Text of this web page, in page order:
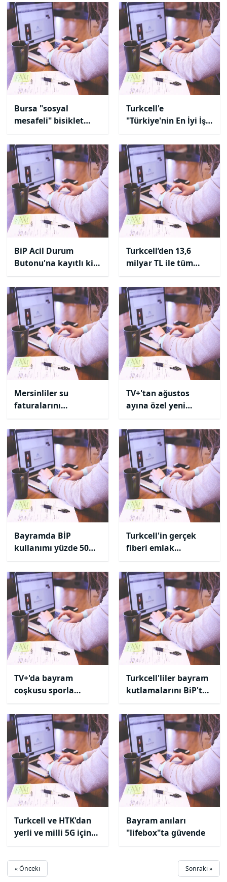
Bursa "sosyal
mesafeli" bisiklet
yarışına hazır
Turkcell'e
"Türkiye'nin En İyi İş
Yeri" ödülü
BiP Acil Durum
Butonu'na kayıtlı kişi
sayısı 2 milyonu aştı
Turkcell’den 13,6
milyar TL ile tüm
zamanların en iyi
yarıyıl geliri
Mersinliler su
faturalarını
Turkcell’den kolayca
ödeyebilecek
TV+'tan ağustos
ayına özel yeni
içerikler
Bayramda BİP
kullanımı yüzde 50
arttı
Turkcell'in gerçek
fiberi emlak
sektörüne değer
katıyor
TV+'da bayram
coşkusu sporla
yaşanacak
Turkcell'liler bayram
kutlamalarını BiP'te
ücretsiz yapacak
Turkcell ve HTK'dan
yerli ve milli 5G için
yeni adım
Bayram anıları
"lifebox"ta güvende
« Önceki Sonraki »